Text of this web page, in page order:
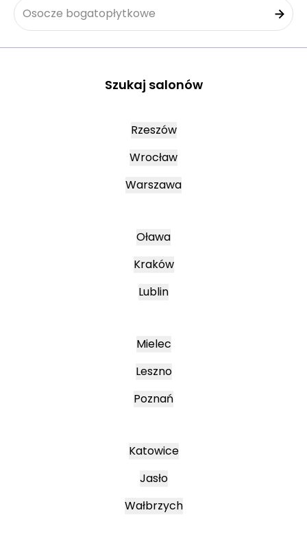
Osocze bogatopłytkowe
Szukaj salonów
Rzeszów
Wrocław
Warszawa
Oława
Kraków
Lublin
Mielec
Leszno
Poznań
Katowice
Jasło
Wałbrzych